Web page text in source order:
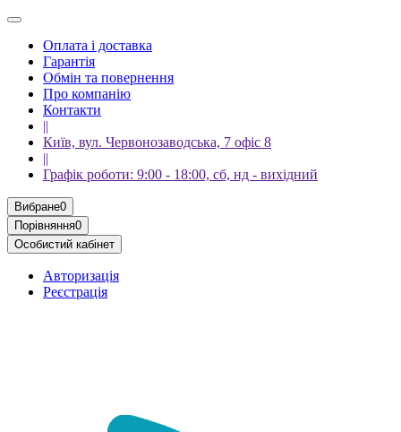
Оплата і доставка
Гарантія
Обмін та повернення
Про компанію
Контакти
||
Київ, вул. Червонозаводська, 7 офіс 8
||
Графік роботи: 9:00 - 18:00, сб, нд - вихідний
Вибране0
Порівняння0
Особистий кабінет
Авторизація
Реєстрація